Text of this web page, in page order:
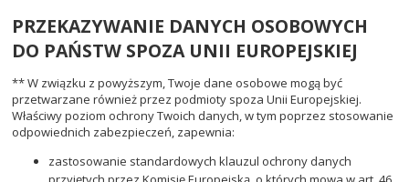
PRZEKAZYWANIE DANYCH OSOBOWYCH
DO PAŃSTW SPOZA UNII EUROPEJSKIEJ
** W związku z powyższym, Twoje dane osobowe mogą być
przetwarzane również przez podmioty spoza Unii Europejskiej.
Właściwy poziom ochrony Twoich danych, w tym poprzez stosowanie
odpowiednich zabezpieczeń, zapewnia:
zastosowanie standardowych klauzul ochrony danych